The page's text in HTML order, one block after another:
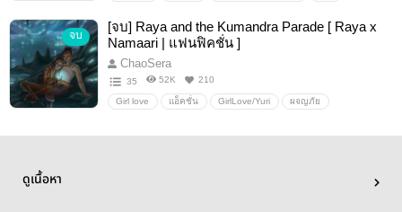
จบ
[จบ] Raya and the Kumandra Parade [ Raya x
Namaari | แฟนฟิคชั่น ]
ChaoSera
35 52K 210
Girl love แอ็คชั่น GirlLove/Yuri ผจญภัย
ดูเนื้อหา